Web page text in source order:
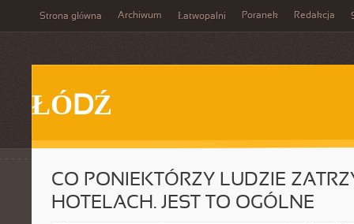
Strona główna Archiwum Łatwopalni Poranek Redakcja
ŁÓDŹ
CO PONIEKTÓRZY LUDZIE
HOTELACH. JEST TO OGÓLNE